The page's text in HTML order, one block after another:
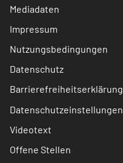
Mediadaten
Impressum
Nutzungsbedingungen
Datenschutz
Barrierefreiheitserklärung
Datenschutzeinstellungen
Videotext
Offene Stellen